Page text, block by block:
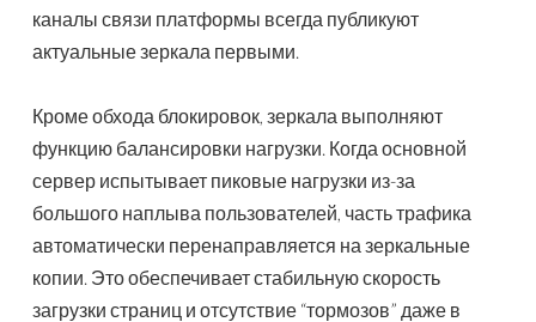
каналы связи платформы всегда публикуют
актуальные зеркала первыми.
Кроме обхода блокировок, зеркала выполняют
функцию балансировки нагрузки. Когда основной
сервер испытывает пиковые нагрузки из-за
большого наплыва пользователей, часть трафика
автоматически перенаправляется на зеркальные
копии. Это обеспечивает стабильную скорость
загрузки страниц и отсутствие “тормозов” даже в